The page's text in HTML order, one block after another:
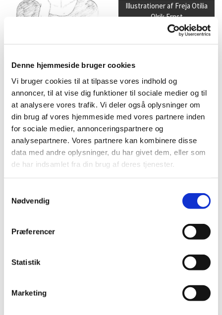
Denne hjemmeside bruger cookies
Vi bruger cookies til at tilpasse vores indhold og
annoncer, til at vise dig funktioner til sociale medier og til
at analysere vores trafik. Vi deler også oplysninger om
din brug af vores hjemmeside med vores partnere inden
for sociale medier, annonceringspartnere og
analysepartnere. Vores partnere kan kombinere disse
data med andre oplysninger, du har givet dem, eller som
de har indsamlet fra din brug af deres tjenester.
Nødvendig
Præferencer
Statistik
Marketing
Anita
Christensen
Selvportræt
Illustrationer af Anita
Christensen
Illustrationer af Freja Otilia
Olrik Ernst
Hans Krull Niels Reumert